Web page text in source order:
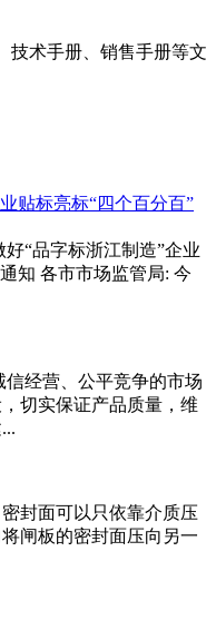
技术手册、销售手册等文
贴标亮标“四个百分百”
“品字标浙江制造”企业
知 各市市场监管局: 今
经营、公平竞争的市场
切实保证产品质量，维
封面可以只依靠介质压
闸板的密封面压向另一